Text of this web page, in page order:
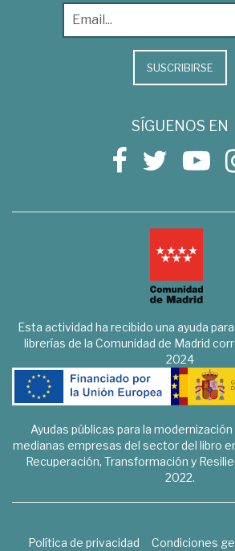
SUSCRIBIRSE
SÍGUENOS EN
Esta actividad ha recibido una ayuda
librerías de la Comunidad de Madrid
2024
Ayudas públicas para la
medianas empresas del sector del libro
Recuperación, Transformación y
2022.
Política de privacidad Condiciones